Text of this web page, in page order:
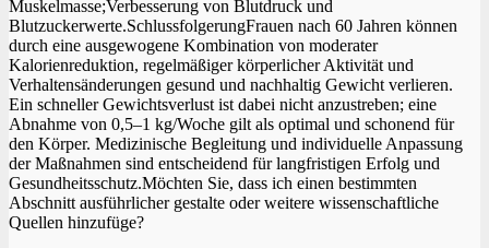
Muskelmasse;Verbesserung von Blutdruck und
Blutzuckerwerte.SchlussfolgerungFrauen nach 60 Jahren können
durch eine ausgewogene Kombination von moderater
Kalorienreduktion, regelmäßiger körperlicher Aktivität und
Verhaltensänderungen gesund und nachhaltig Gewicht verlieren.
Ein schneller Gewichtsverlust ist dabei nicht anzustreben; eine
Abnahme von 0,5–1 kg/Woche gilt als optimal und schonend für
den Körper. Medizinische Begleitung und individuelle Anpassung
der Maßnahmen sind entscheidend für langfristigen Erfolg und
Gesundheitsschutz.Möchten Sie, dass ich einen bestimmten
Abschnitt ausführlicher gestalte oder weitere wissenschaftliche
Quellen hinzufüge?